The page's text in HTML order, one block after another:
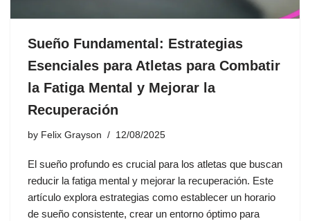
Sueño Fundamental: Estrategias
Esenciales para Atletas para Combatir
la Fatiga Mental y Mejorar la
Recuperación
by Felix Grayson 12/08/2025
El sueño profundo es crucial para los atletas que buscan
reducir la fatiga mental y mejorar la recuperación. Este
artículo explora estrategias como establecer un horario
de sueño consistente, crear un entorno óptimo para